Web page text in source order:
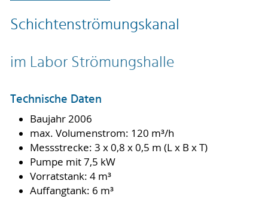
Schichtenströmungskanal
im Labor Strömungshalle
Technische Daten
Baujahr 2006
max. Volumenstrom: 120 m³/h
Messstrecke: 3 x 0,8 x 0,5 m (L x B x T)
Pumpe mit 7,5 kW
Vorratstank: 4 m³
Auffangtank: 6 m³